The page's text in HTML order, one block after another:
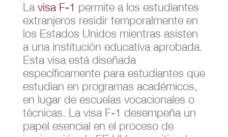
La visa F-1 permite a los estudiantes
extranjeros residir temporalmente en
los Estados Unidos mientras asisten
a una institución educativa aprobada.
Esta visa está diseñada
específicamente para estudiantes que
estudian en programas académicos,
en lugar de escuelas vocacionales o
técnicas. La visa F-1 desempeña un
papel esencial en el proceso de